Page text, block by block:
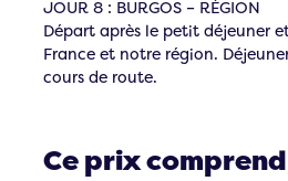
JOUR 8 : BURGOS – RÉGION
Départ après le petit déjeuner
France et notre région.
cours de route.
Ce prix comprend